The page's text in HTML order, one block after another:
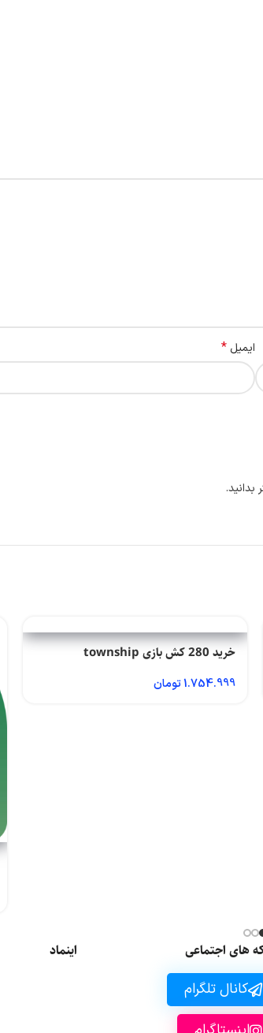
ایمیل *
خرید 280 کش بازی township
1.754.999تومان
های اجتماعی
کانال تلگرام
اینماد